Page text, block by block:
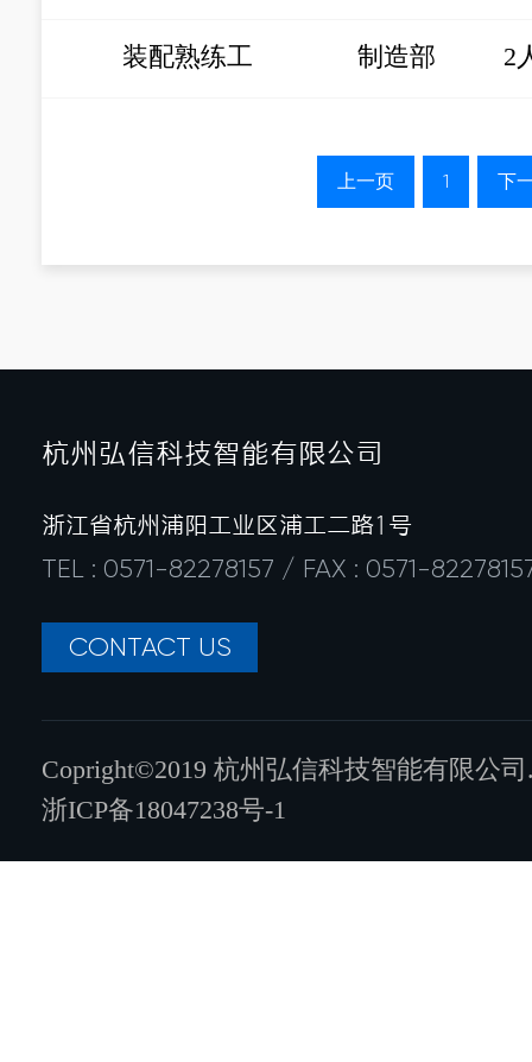
装配熟练工 制造部 2
上一页 1 下
杭州弘信科技智能有限公司
浙江省杭州浦阳工业区浦工二路1号
TEL : 0571-82278157 / FAX : 0571-
CONTACT US
Copright©2019 杭州弘信科技智能有限公司
浙ICP备18047238号-1